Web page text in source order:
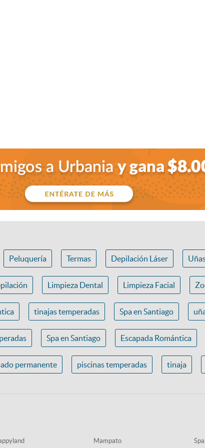
Peluquería Termas Depilación Láser
Limpieza Dental Limpieza Facial
tinajas temperadas Spa en Santiago
Spa en Santiago Escapada Romántica
permanente piscinas temperadas tinaja
Mampato